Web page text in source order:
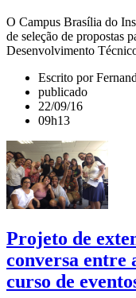
O Campus Brasília do
de seleção de propostas
Desenvolvimento
Escrito por
publicado
22/09/16
09h13
Projeto de
conversa entre
curso de